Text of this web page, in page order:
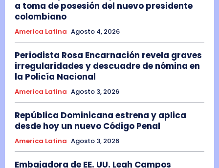
a toma de posesión del nuevo presidente
colombiano
America Latina Agosto 4, 2026
Periodista Rosa Encarnación revela graves
irregularidades y descuadre de nómina en
la Policía Nacional
America Latina Agosto 3, 2026
República Dominicana estrena y aplica
desde hoy un nuevo Código Penal
America Latina Agosto 3, 2026
Embajadora de EE. UU. Leah Campos